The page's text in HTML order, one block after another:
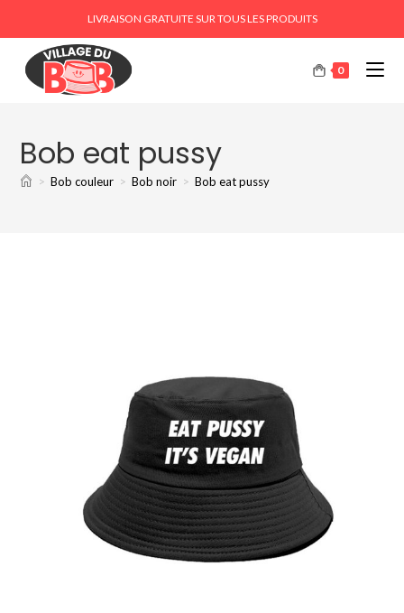
LIVRAISON GRATUITE SUR TOUS LES PRODUITS
0
Bob eat pussy
> Bob couleur > Bob noir > Bob eat pussy